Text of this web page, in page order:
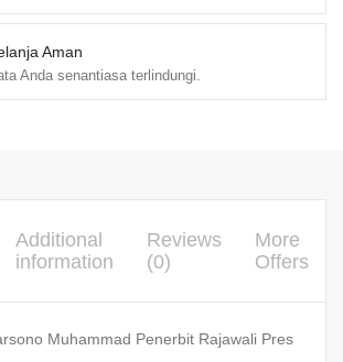
Aman
Anda senantiasa terlindungi.
Additional
information
Reviews
(0)
More
Offers
Muhammad Penerbit Rajawali Pres